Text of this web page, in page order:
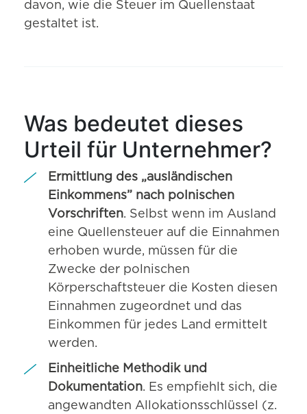
davon, wie die Steuer im Quellenstaat
gestaltet ist.
Was bedeutet dieses
Urteil für Unternehmer?
Ermittlung des „ausländischen
Einkommens” nach polnischen
Vorschriften. Selbst wenn im Ausland
eine Quellensteuer auf die Einnahmen
erhoben wurde, müssen für die
Zwecke der polnischen
Körperschaftsteuer die Kosten diesen
Einnahmen zugeordnet und das
Einkommen für jedes Land ermittelt
werden.
Einheitliche Methodik und
Dokumentation. Es empfiehlt sich, die
angewandten Allokationsschlüssel (z.